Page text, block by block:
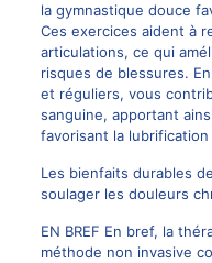
la gymnastique douce
Ces exercices aident à
articulations, ce qui
risques de blessures.
et réguliers, vous
sanguine, apportant
favorisant la lubrification
Les bienfaits durables
soulager les douleurs
EN BREF En bref, la
méthode non invasive